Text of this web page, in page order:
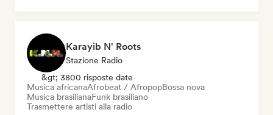
Karayib N' Roots
Stazione Radio
&gt; 3800 risposte date
Musica africanaAfrobeat / AfropopBossa nova
Musica brasilianaFunk brasiliano
Trasmettere artisti alla radio